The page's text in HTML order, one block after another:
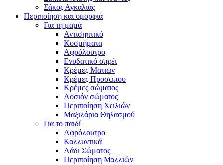
Σάκος Αγκαλιάς
Περιποίηση και ομορφιά
Για τη μαμά
Αντισηπτικό
Κοσμήματα
Αφρόλουτρο
Ενυδατικό σπρέι
Κρέμες Ματιών
Κρέμες Προσώπου
Κρέμες σώματος
Λοσιόν σώματος
Περιποίηση Χειλιών
Μαξιλάρια Θηλασμού
Για το παιδί
Αφρόλουτρο
Καλλυντικά
Λάδι Σώματος
Περιποίηση Μαλλιών